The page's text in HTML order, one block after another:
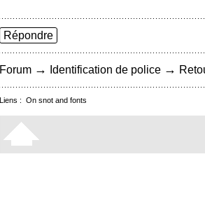
Répondre
Forum → Identification de police →
Liens : On snot and fonts